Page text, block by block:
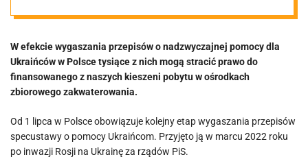
będzie na nasz
koszt
trzymanych w
ośrodkach
W efekcie wygaszania przepisów o nadzwyczajnej pomocy dla
Ukraińców w Polsce tysiące z nich mogą stracić prawo do
finansowanego z naszych kieszeni pobytu w ośrodkach
zbiorowego zakwaterowania.
Od 1 lipca w Polsce obowiązuje kolejny etap wygaszania przepisów
specustawy o pomocy Ukraińcom. Przyjęto ją w marcu 2022 roku
po inwazji Rosji na Ukrainę za rządów PiS.